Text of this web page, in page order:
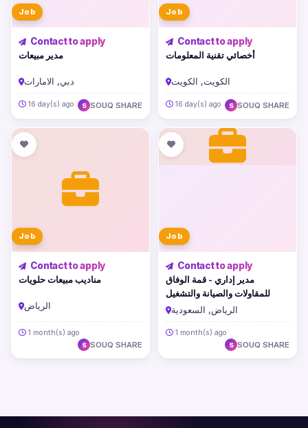
Job
Contact to apply
مدير مبيعات
دبي, الامارات
16 day(s) ago S SOUQ SHARE
Job
Contact to apply
أخصائي تقنية المعلومات
الكويت, الكويت
16 day(s) ago S SOUQ SHARE
Job
Contact to apply
مناديب مبيعات حلويات
الرياض
1 month(s) ago
S SOUQ SHARE
Job
Contact to apply
مدير إداري - قمة الوفاق
للمقاولات والصيانة والتشغيل
الرياض, السعودية
1 month(s) ago
S SOUQ SHARE